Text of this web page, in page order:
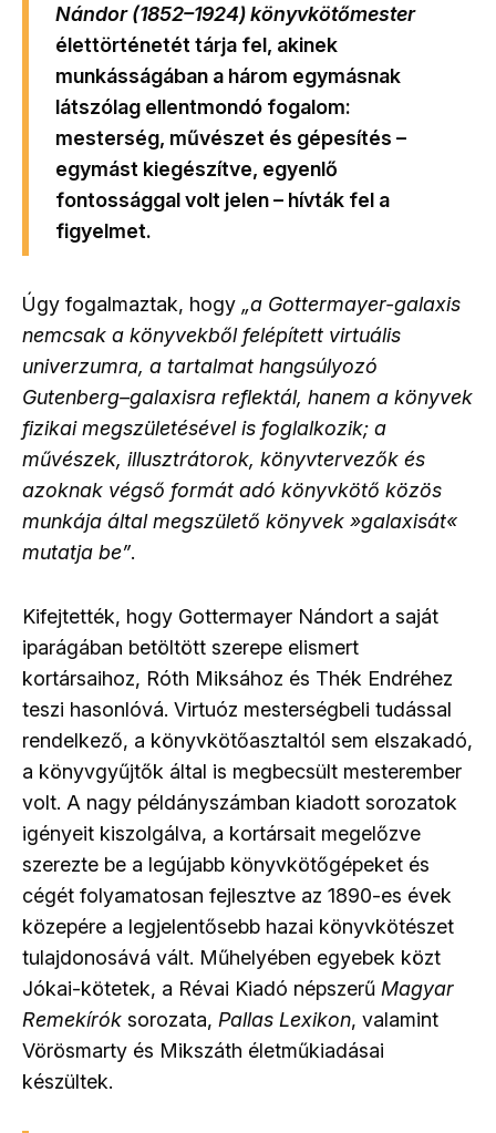
Nándor (1852–1924) könyvkötőmester
élettörténetét tárja fel, akinek
munkásságában a három egymásnak
látszólag ellentmondó fogalom:
mesterség, művészet és gépesítés –
egymást kiegészítve, egyenlő
fontossággal volt jelen – hívták fel a
figyelmet.
Úgy fogalmaztak, hogy „a Gottermayer-galaxis
nemcsak a könyvekből felépített virtuális
univerzumra, a tartalmat hangsúlyozó
Gutenberg–galaxisra reflektál, hanem a könyvek
fizikai megszületésével is foglalkozik; a
művészek, illusztrátorok, könyvtervezők és
azoknak végső formát adó könyvkötő közös
munkája által megszülető könyvek »galaxisát«
mutatja be”.
Kifejtették, hogy Gottermayer Nándort a saját
iparágában betöltött szerepe elismert
kortársaihoz, Róth Miksához és Thék Endréhez
teszi hasonlóvá. Virtuóz mesterségbeli tudással
rendelkező, a könyvkötőasztaltól sem elszakadó,
a könyvgyűjtők által is megbecsült mesterember
volt. A nagy példányszámban kiadott sorozatok
igényeit kiszolgálva, a kortársait megelőzve
szerezte be a legújabb könyvkötőgépeket és
cégét folyamatosan fejlesztve az 1890-es évek
közepére a legjelentősebb hazai könyvkötészet
tulajdonosává vált. Műhelyében egyebek közt
Jókai-kötetek, a Révai Kiadó népszerű Magyar
Remekírók sorozata, Pallas Lexikon, valamint
Vörösmarty és Mikszáth életműkiadásai
készültek.